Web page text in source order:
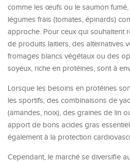
comme les œufs ou le saumon
légumes frais (tomates, épinards)
approche. Pour ceux qui souhaitent
de produits laitiers, des alternatives
fromages blancs végétaux ou des
soyeux, riche en protéines, sont à
Lorsque les besoins en protéines
les sportifs, des combinaisons de
(amandes, noix), des graines de lin
apport de bons acides gras
également à la protection
Cependant, le marché se diversifie